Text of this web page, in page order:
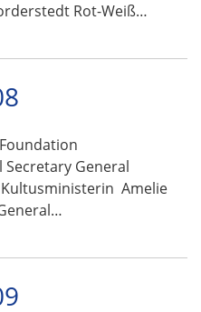
Rot-Weiß…
General
Amelie